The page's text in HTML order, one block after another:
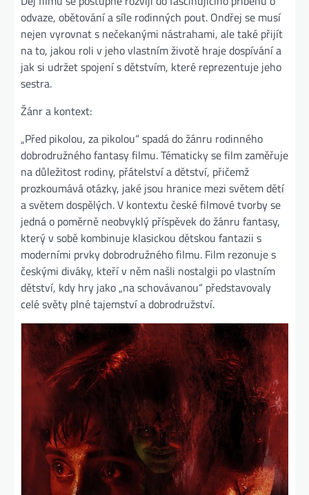
odvaze, obětování a síle rodinných pout. Ondřej se musí
nejen vyrovnat s nečekanými nástrahami, ale také přijít
na to, jakou roli v jeho vlastním životě hraje dospívání a
jak si udržet spojení s dětstvím, které reprezentuje jeho
sestra.
Žánr a kontext:
„Před pikolou, za pikolou“ spadá do žánru rodinného
dobrodružného fantasy filmu. Tématicky se film zaměřuje
na důležitost rodiny, přátelství a dětství, přičemž
prozkoumává otázky, jaké jsou hranice mezi světem dětí
a světem dospělých. V kontextu české filmové tvorby se
jedná o poměrně neobvyklý příspěvek do žánru fantasy,
který v sobě kombinuje klasickou dětskou fantazii s
moderními prvky dobrodružného filmu. Film rezonuje s
českými diváky, kteří v něm našli nostalgii po vlastním
dětství, kdy hry jako „na schovávanou“ představovaly
celé světy plné tajemství a dobrodružství.